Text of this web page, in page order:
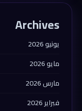
Archives
يونيو 2026
مايو 2026
مارس 2026
فبراير 2026